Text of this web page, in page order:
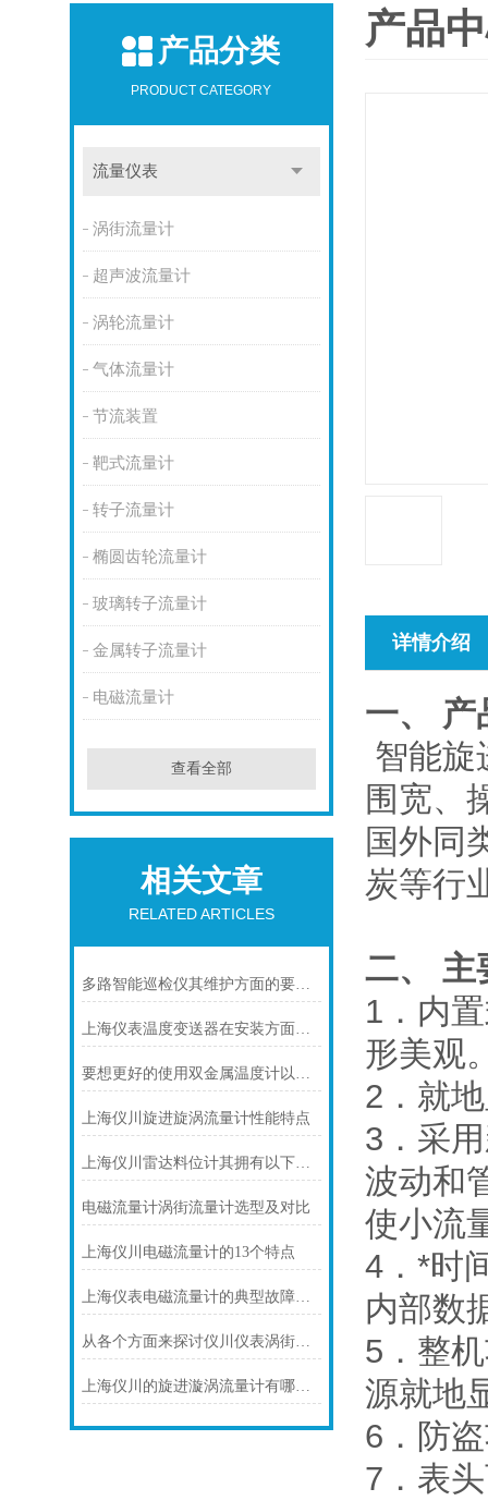
产品分类
PRODUCT CATEGORY
流量仪表
涡街流量计
超声波流量计
涡轮流量计
气体流量计
节流装置
靶式流量计
转子流量计
椭圆齿轮流量计
玻璃转子流量计
金属转子流量计
电磁流量计
查看全部
相关文章
RELATED ARTICLES
多路智能巡检仪其维护方面的要点是什么？
上海仪表温度变送器在安装方面有什么要领
要想更好的使用双金属温度计以下几点不可少
上海仪川旋进旋涡流量计性能特点
上海仪川雷达料位计其拥有以下几大特点
电磁流量计涡街流量计选型及对比
上海仪川电磁流量计的13个特点
上海仪表电磁流量计的典型故障诊断及处理方法
从各个方面来探讨仪川仪表涡街流量计的技术特点
上海仪川的旋进漩涡流量计有哪些技术参数
产品
详情介绍
一、 产
智能旋
围宽、
国外同
炭等行
二、
主
1．内
形美观
2．就
3．采
波动和
使小流
4．*时
内部数
5．整
源就地
6．防
7．表